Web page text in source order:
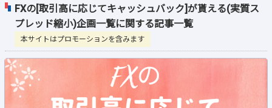
FXの[取引高に応じてキャッシュバック]が貰える(実質ス
プレッド縮小)企画一覧に関する記事一覧
本サイトはプロモーションを含みます